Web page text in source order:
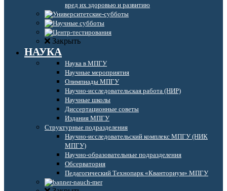
вред их здоровью и развитию
Закрыть
НАУКА
Наука в МПГУ
Научные мероприятия
Олимпиады МПГУ
Научно-исследовательская работа (НИР)
Научные школы
Диссертационные советы
Издания МПГУ
Структурные подразделения
Научно-исследовательский комплекс МПГУ (НИК
МПГУ)
Научно-образовательные подразделения
Обсерватория
Педагогический Технопарк «Кванториум» МПГУ